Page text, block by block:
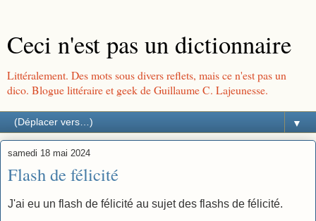
Ceci n'est pas un dictionnaire
Littéralement. Des mots sous divers reflets, mais ce n'est pas un
dico. Blogue littéraire et geek de Guillaume C. Lajeunesse.
▼
samedi 18 mai 2024
Flash de félicité
J'ai eu un flash de félicité au sujet des flashs de félicité.